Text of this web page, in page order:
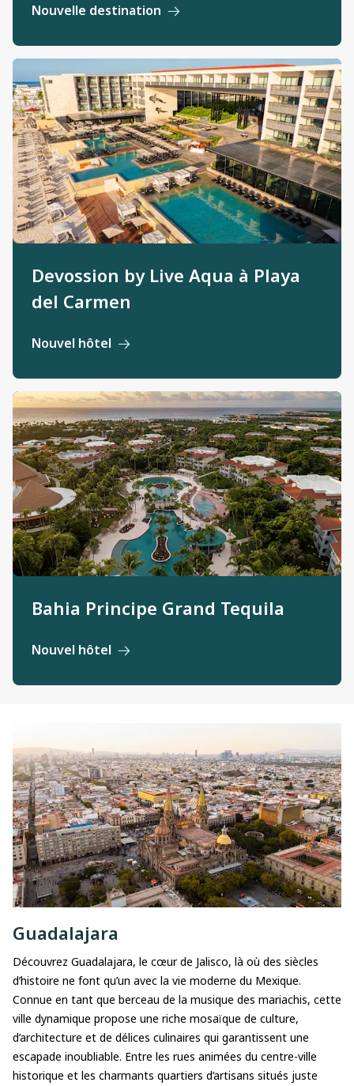
Nouvelle destination
Devossion by Live Aqua à Playa
del Carmen
Nouvel hôtel
Bahia Principe Grand Tequila
Nouvel hôtel
Guadalajara
Découvrez Guadalajara, le cœur de Jalisco, là où des siècles
d’histoire ne font qu’un avec la vie moderne du Mexique.
Connue en tant que berceau de la musique des mariachis, cette
ville dynamique propose une riche mosaïque de culture,
d’architecture et de délices culinaires qui garantissent une
escapade inoubliable. Entre les rues animées du centre-ville
historique et les charmants quartiers d’artisans situés juste